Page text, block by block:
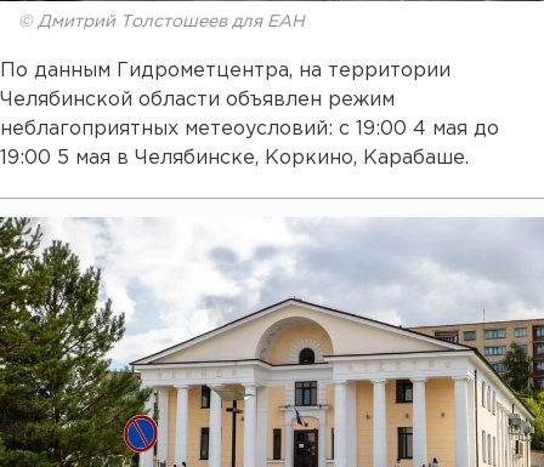
© Дмитрий Толстошеев для ЕАН
По данным Гидрометцентра, на территории
Челябинской области объявлен режим
неблагоприятных метеоусловий: с 19:00 4 мая до
19:00 5 мая в Челябинске, Коркино, Карабаше.